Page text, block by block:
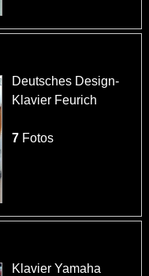
Deutsches Design-
Klavier Feurich
7Fotos
Klavier Yamaha